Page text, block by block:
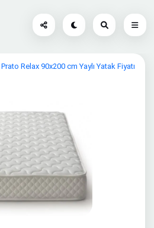
Prato Relax 90x200 cm Yaylı Yatak Fiyatı